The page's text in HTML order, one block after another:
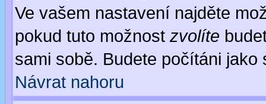
Ve vašem nastavení najděte
pokud tuto možnost zvolíte
sami sobě. Budete počítáni jako
Návrat nahoru